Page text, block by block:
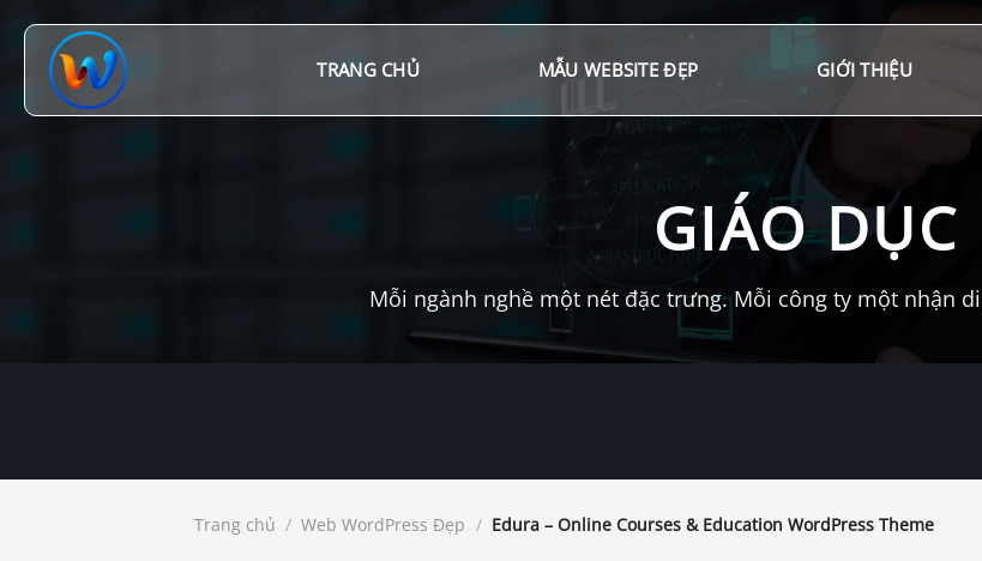
đến
TRANG CHỦ MẪU WEBSITE ĐẸP GIỚI THIỆU
GIÁO DỤC
Mỗi ngành nghề một nét đặc trưng. Mỗi công ty một nhận
Trang chủ / Web WordPress Đẹp / Edura – Online Courses & Education WordPress Theme